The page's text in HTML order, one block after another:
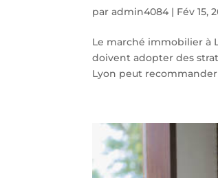
paradmin4084 | Fév 15,
Le marché immobilier à
doivent adopter des
Lyon peut